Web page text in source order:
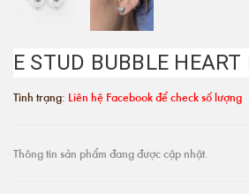
E STUD BUBBLE HEART
Tình trạng: Liên hệ Facebook để check số lượng
Thông tin sản phẩm đang được cập nhật.